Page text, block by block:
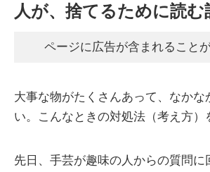
人が、捨てるために読む
ページに広告が含まれることが
大事な物がたくさんあって、なかな
い。こんなときの対処法（考え方）
先日、手芸が趣味の人からの質問